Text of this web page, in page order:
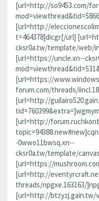
[url=http://so9453.com/
[url=http://
t=464378]dicgr[/url]
cksr0a.tw/template/web/
[url=https://uncle.xn--
[url=https://
forum.com/threads/
[url=http://
[url=http://
-0wwo11bwsq.xn--
cksr0a.tw/template/
[url=https://
[url=http://
threads/npgxe.163163/
[url=http://btzyzj.gain.tw/